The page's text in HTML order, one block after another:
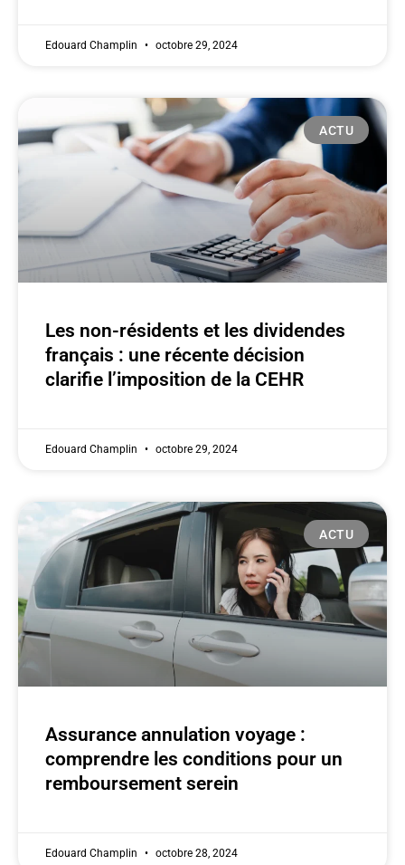
Edouard Champlin octobre 29, 2024
ACTU
Les non-résidents et les dividendes
français : une récente décision
clarifie l’imposition de la CEHR
Edouard Champlin octobre 29, 2024
ACTU
Assurance annulation voyage :
comprendre les conditions pour un
remboursement serein
Edouard Champlin octobre 28, 2024